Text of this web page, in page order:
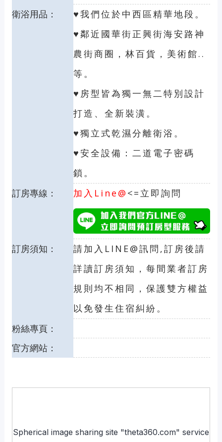
衛浴用品：
♥我們位於中西區精華地段。
♥鄰近國華街正興街海安路神
農街商圈，林百貨，美術館..
等。
♥房型皆為獨一無二特別設計
打造、全新裝潢。
♥獨立式乾濕分離衛浴。
♥安全設備：二道電子密碼
鎖。
訂房專線：
加入Line@ <=立即詢問
訂房須知：
請加入LINE@訊問,訂房後請
詳讀訂房須知，每間業者訂房
規則均不相同，保護雙方權益
以免發生住宿糾紛。
粉絲專頁：
官方網站：